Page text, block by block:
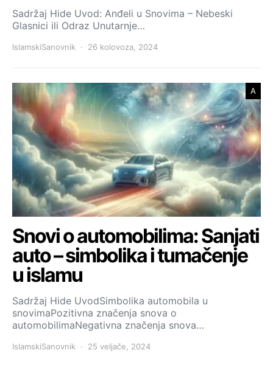
Sadržaj Hide Uvod: Anđeli u Snovima – Nebeski
Glasnici ili Odraz Unutarnje…
IslamskiSanovnik 26 kolovoza, 2024
A
Snovi o automobilima: Sanjati
auto – simbolika i tumačenje
u islamu
Sadržaj Hide UvodSimbolika automobila u
snovimaPozitivna značenja snova o
automobilimaNegativna značenja snova…
IslamskiSanovnik 25 veljače, 2024